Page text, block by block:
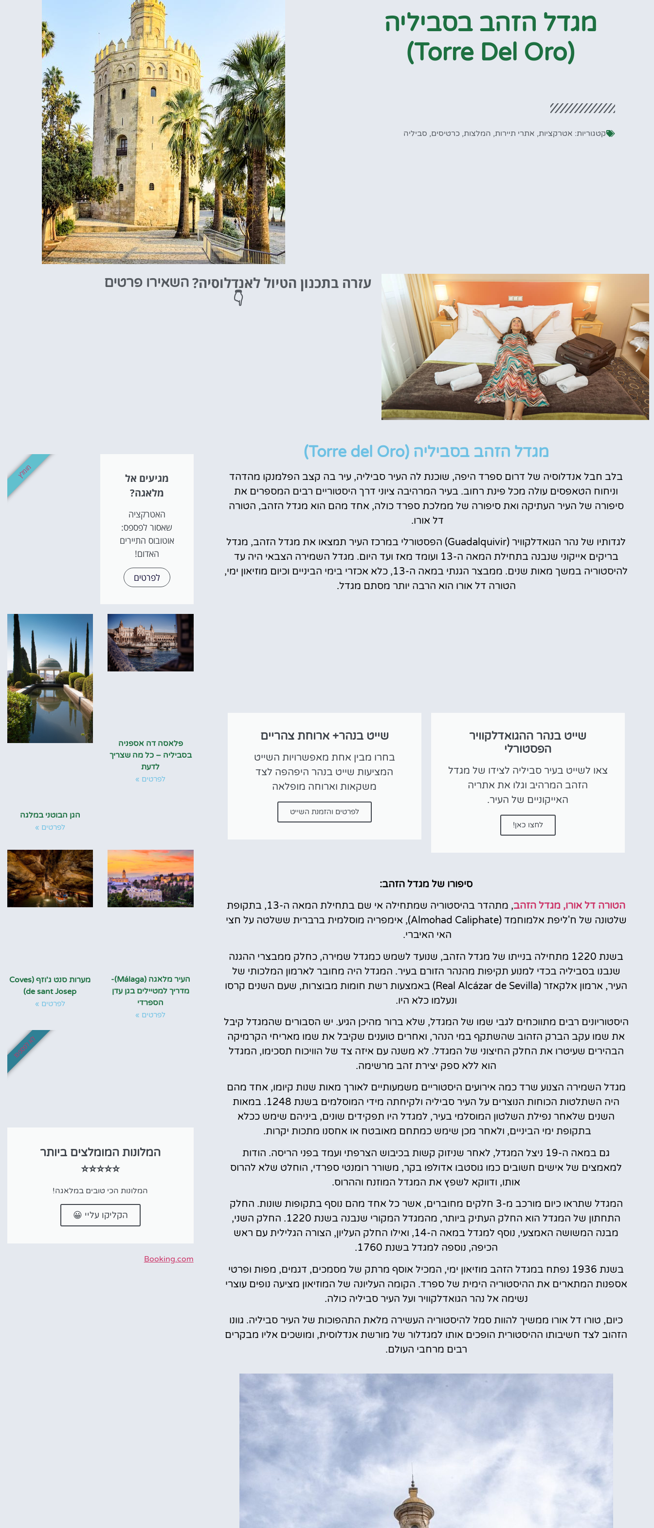
מגדל הזהב בסביליה
(Torre Del Oro)
קטגוריות: אטרקציות, אתרי תיירות, המלצות, כרטיסים, סביליה
מציאת מלון
מומלץ?
לחצו
פה!
טיסות
מציאת
טיסה זולה?
לחצו
פה!
וסיורים
הפעילויות השוות
עזרה בתכנון הטיול לאנדלוסיה? השאירו פרטים
👇
מגדל הזהב בסביליה (Torre del Oro)
בלב חבל אנדלוסיה של דרום ספרד היפה, שוכנת לה העיר סביליה, עיר בה קצב הפלמנקו מהדהד
וניחוח הטאפסים עולה מכל פינת רחוב. בעיר המרהיבה ציוני דרך היסטוריים רבים המספרים את
סיפורה של העיר העתיקה ואת סיפורה של ממלכת ספרד כולה, אחד מהם הוא מגדל הזהב, הטורה
דל אורו.
לגדותיו של נהר הגואדלקוויר (Guadalquivir) הפסטורלי במרכז העיר תמצאו את מגדל הזהב, מגדל
בריקים אייקוני שנבנה בתחילת המאה ה-13 ועומד מאז ועד היום. מגדל השמירה הצבאי היה עד
להיסטוריה במשך מאות שנים. ממבצר הגנתי במאה ה-13, כלא אכזרי בימי הביניים וכיום מוזיאון ימי,
הטורה דל אורו הוא הרבה יותר מסתם מגדל.
שייט בנהר ההגואדלקוויר
הפסטורלי
צאו לשייט בעיר סביליה לצידו של מגדל
הזהב המרהיב וגלו את אתריה
האייקוניים של העיר.
לחצו כאן!
שייט בנהר+ ארוחת צהריים
בחרו מבין אחת מאפשרויות השייט
המציעות שייט בנהר היפהפה לצד
משקאות וארוחה מופלאה
לפרטים והזמנת השייט
סיפורו של מגדל הזהב:
הטורה דל אורו, מגדל הזהב
, מתהדר בהיסטוריה שמתחילה אי שם בתחילת המאה ה-13, בתקופת
שלטונה של ח'ליפת אלמוחמד (Almohad Caliphate), אימפריה מוסלמית ברברית ששלטה על חצי
האי האיברי.
בשנת 1220 מתחילה בנייתו של מגדל הזהב, שנועד לשמש כמגדל שמירה, כחלק ממבצרי ההגנה
שנבנו בסביליה בכדי למנוע תקיפות מהנהר הזורם בעיר. המגדל היה מחובר לארמון המלכותי של
העיר, ארמון אלקאזר (Real Alcázar de Sevilla)
באמצעות רשת חומות מבוצרות, שעם השנים קרסו
ונעלמו כלא היו.
היסטוריונים רבים מתווכחים לגבי שמו של המגדל, שלא ברור מהיכן הגיע. יש הסבורים שהמגדל קיבל
את שמו עקב הברק הזהוב שהשתקף במי הנהר, ואחרים טוענים שקיבל את שמו מאריחי הקרמיקה
הבהירים שעיטרו את החלק החיצוני של המגדל. לא משנה עם איזה צד של הוויכוח תסכימו, המגדל
הוא ללא ספק יצירת זהב מרשימה.
מגדל השמירה הצנוע שרד כמה אירועים היסטוריים משמעותיים לאורך מאות שנות קיומו, אחד מהם
היה השתלטות הכוחות הנוצרים על העיר סביליה ולקיחתה מידי המוסלמים בשנת 1248. במאות
השנים שלאחר נפילת השלטון המוסלמי בעיר, למגדל היו תפקידים שונים, ביניהם שימש ככלא
בתקופת ימי הביניים, ולאחר מכן שימש כמתחם מאובטח או אחסנו מתכות יקרות.
גם במאה ה-19 ניצל המגדל, לאחר שניזוק קשות בכיבוש הצרפתי ועמד בפני הריסה. הודות
למאמצים של אישים חשובים כמו גוסטבו אדולפו בקר, משורר רומנטי ספרדי, הוחלט שלא להרוס
אותו, ודווקא לשפץ את המגדל המוזנח וההרוס.
המגדל שתראו כיום מורכב מ-3 חלקים מחוברים, אשר כל אחד מהם נוסף בתקופות שונות. החלק
התחתון של המגדל הוא החלק העתיק ביותר, מהמגדל המקורי שנבנה בשנת 1220. החלק השני,
מבנה המשושה האמצעי, נוסף למגדל במאה ה-14, ואילו החלק העליון, הצורה הגלילית עם ראש
הכיפה, נוספה למגדל בשנת 1760.
בשנת 1936 נפתח במגדל הזהב מוזיאון ימי, המכיל אוסף מרתק של מסמכים, דגמים, מפות ופרטי
אספנות המתארים את ההיסטוריה הימית של ספרד. הקומה העליונה של המוזיאון מציעה נופים עוצרי
נשימה אל נהר הגואדלקוויר ועל העיר סביליה כולה.
כיום, טורו דל אורו ממשיך להוות סמל להיסטוריה העשירה מלאת התהפוכות של העיר סביליה. גוונו
הזהוב לצד חשיבותו ההיסטורית הופכים אותו למגדלור של מורשת אנדלוסית, ומושכים אליו מבקרים
רבים מרחבי העולם.
מגיעים אל
מלאגה?
האטרקציה
שאסור לפספס:
אוטובוס התיירים
האדום!
לפרטים
מומלץ
פלאסה דה אספניה
בסביליה – כל מה שצריך
לדעת
לפרטים »
הגן הבוטני במלגה
לפרטים »
העיר מלאגה (Málaga)-
מדריך למטיילים בגן עדן
הספרדי
לפרטים »
מערות סנט ג'וזף (Coves
de sant Josep)
לפרטים »
המלונות המומלצים ביותר
⭐⭐⭐⭐⭐
המלונות הכי טובים במלאגה!
הקליקו עליי 😀
לא לפספס!
Booking.com